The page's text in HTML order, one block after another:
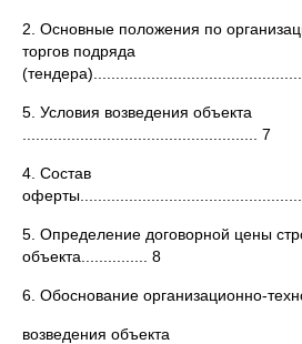
2. Основные положения по
торгов подряда
5. Условия возведения объекта
..................................................... 7
4. Состав
5. Определение договорной цены
объекта............... 8
6. Обоснование организационно-
возведения объекта